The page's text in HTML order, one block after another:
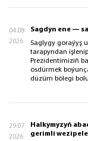
04.08
2026
Sagdyn ene —
Saglygy goraýyş
tarapyndan
Prezidentimiziň
ösdürmek
düzüm bölegi
29.07
2026
Halkymyzyň
gerimli